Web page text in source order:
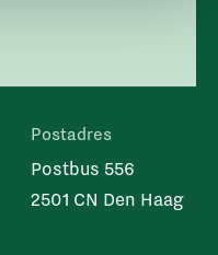
Postadres
Postbus 556
2501 CN Den Haag